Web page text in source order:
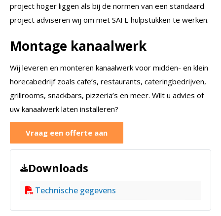
project hoger liggen als bij de normen van een standaard
project adviseren wij om met SAFE hulpstukken te werken.
Montage kanaalwerk
Wij leveren en monteren kanaalwerk voor midden- en klein
horecabedrijf zoals cafe’s, restaurants, cateringbedrijven,
grillrooms, snackbars, pizzeria’s en meer. Wilt u advies of
uw kanaalwerk laten installeren?
Vraag een offerte aan
Downloads
Technische gegevens